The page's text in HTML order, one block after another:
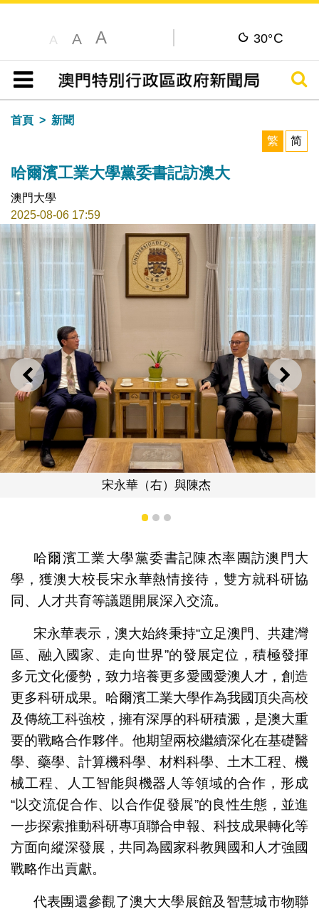
A A A 30°C
目錄
搜尋
首頁
新聞
繁
简
哈爾濱工業大學黨委書記訪澳大
澳門大學
2025-08-06 17:59
上一則 下一
代表團參觀澳大
1 2 3
哈爾濱工業大學黨委書記陳杰率團訪澳門大
學，獲澳大校長宋永華熱情接待，雙方就科研協
同、人才共育等議題開展深入交流。
宋永華表示，澳大始終秉持“立足澳門、共建灣
區、融入國家、走向世界”的發展定位，積極發揮
多元文化優勢，致力培養更多愛國愛澳人才，創造
更多科研成果。哈爾濱工業大學作為我國頂尖高校
及傳統工科強校，擁有深厚的科研積澱，是澳大重
要的戰略合作夥伴。他期望兩校繼續深化在基礎醫
學、藥學、計算機科學、材料科學、土木工程、機
械工程、人工智能與機器人等領域的合作，形成
“以交流促合作、以合作促發展”的良性生態，並進
一步探索推動科研專項聯合申報、科技成果轉化等
方面向縱深發展，共同為國家科教興國和人才強國
戰略作出貢獻。
代表團還參觀了澳大大學展館及智慧城市物聯